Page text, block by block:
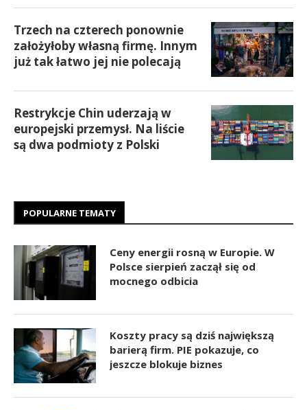
Trzech na czterech ponownie
założyłoby własną firmę. Innym
już tak łatwo jej nie polecają
Restrykcje Chin uderzają w
europejski przemysł. Na liście
są dwa podmioty z Polski
POPULARNE TEMATY
Ceny energii rosną w Europie. W
Polsce sierpień zaczął się od
mocnego odbicia
Koszty pracy są dziś największą
barierą firm. PIE pokazuje, co
jeszcze blokuje biznes